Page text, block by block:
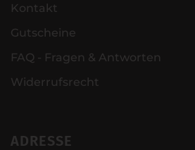
Kontakt
Gutscheine
FAQ - Fragen & Antworten
Widerrufsrecht
ADRESSE